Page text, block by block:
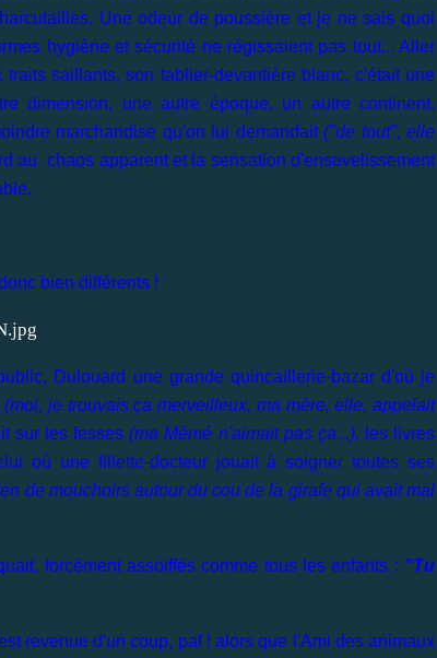
Une odeur de poussière et je ne sais quoi
hygiène et sécurité ne régissaient pas tout... Aller
saillants, son tablier-devantière blanc, c'était une
dimension, une autre époque, un autre continent.
marchandise qu'on lui demandait ("de tout", elle
au chaos apparent et la sensation d'ensevelissement
bien différents !
Dulouard une grande quincaillerie-bazar d'où je
(moi, je trouvais ça merveilleux, ma mère, elle, appelait
sur les fesses(ma Mémé n'aimait pas ça...), les livres
où une fillette-docteur jouait à soigner toutes ses
de mouchoirs autour du cou de la girafe qui avait mal
forcément assoiffés comme tous les enfants : "Tu
revenue d'un coup, paf ! alors que l'Ami des animaux